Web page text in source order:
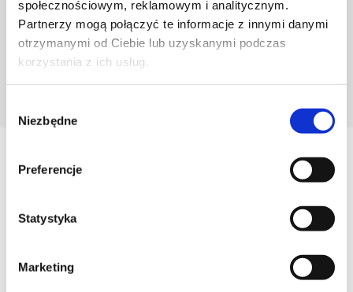
społecznościowym, reklamowym i analitycznym.
Partnerzy mogą połączyć te informacje z innymi danymi
otrzymanymi od Ciebie lub uzyskanymi podczas
korzystania z ich usług.
zgody
Niezbędne
Preferencje
Statystyka
Marketing